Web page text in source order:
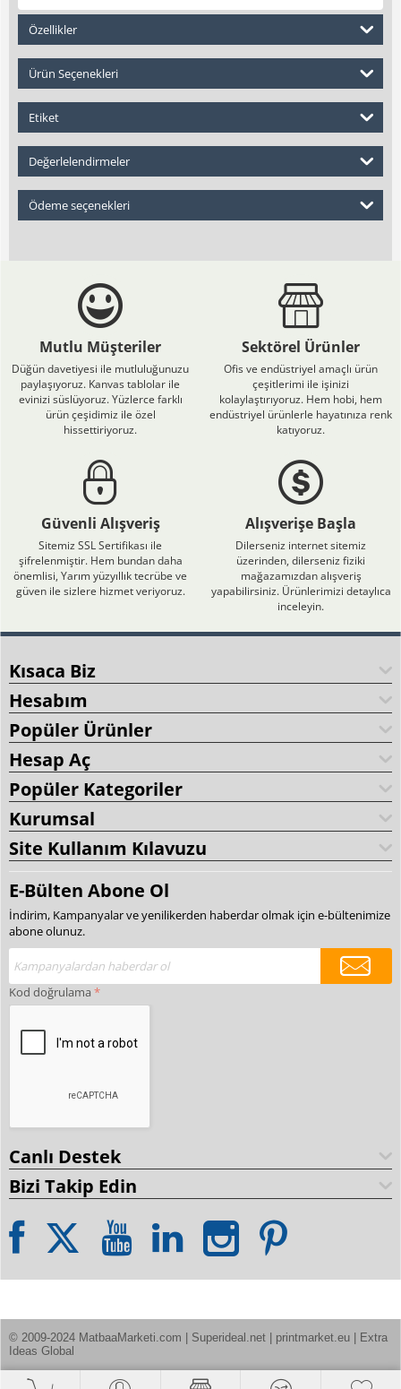
Özellikler
Ürün Seçenekleri
Etiket
Değerlelendirmeler
Ödeme seçenekleri
Mutlu Müşteriler
Düğün davetiyesi ile mutluluğunuzu
paylaşıyoruz. Kanvas tablolar ile
evinizi süslüyoruz. Yüzlerce farklı
ürün çeşidimiz ile özel
hissettiriyoruz.
Sektörel Ürünler
Ofis ve endüstriyel amaçlı ürün
çeşitlerimi ile işinizi
kolaylaştırıyoruz. Hem hobi, hem
endüstriyel ürünlerle hayatınıza renk
katıyoruz.
Güvenli Alışveriş
Sitemiz SSL Sertifikası ile
şifrelenmiştir. Hem bundan daha
önemlisi, Yarım yüzyıllık tecrübe ve
güven ile sizlere hizmet veriyoruz.
Alışverişe Başla
Dilerseniz internet sitemiz
üzerinden, dilerseniz fiziki
mağazamızdan alışveriş
yapabilirsiniz. Ürünlerimizi detaylıca
inceleyin.
Kısaca Biz
Hesabım
Popüler Ürünler
Hesap Aç
Popüler Kategoriler
Kurumsal
Site Kullanım Kılavuzu
E-Bülten Abone Ol
İndirim, Kampanyalar ve yenilikerden haberdar olmak için e-bültenimize
abone olunuz.
Kod doğrulama
Canlı Destek
Bizi Takip Edin
© 2009-2024 MatbaaMarketi.com | Superideal.net | printmarket.eu | Extra
Ideas Global